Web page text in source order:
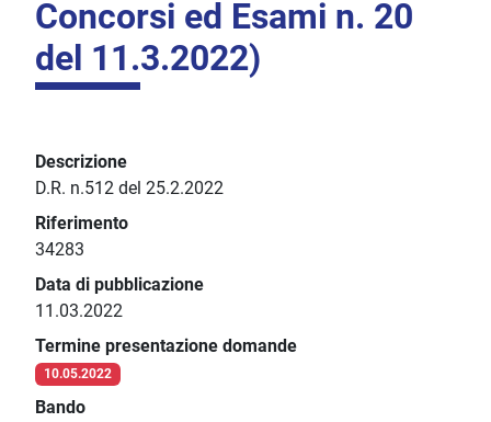
Concorsi ed Esami n. 20
del 11.3.2022)
Descrizione
D.R. n.512 del 25.2.2022
Riferimento
34283
Data di pubblicazione
11.03.2022
Termine presentazione domande
10.05.2022
Bando